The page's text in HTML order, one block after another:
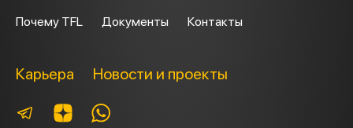
Почему TFL Документы Контакты
Карьера Новости и проекты